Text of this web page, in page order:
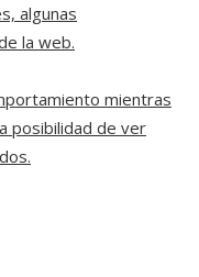
algunas
la web.
mientras
posibilidad de ver